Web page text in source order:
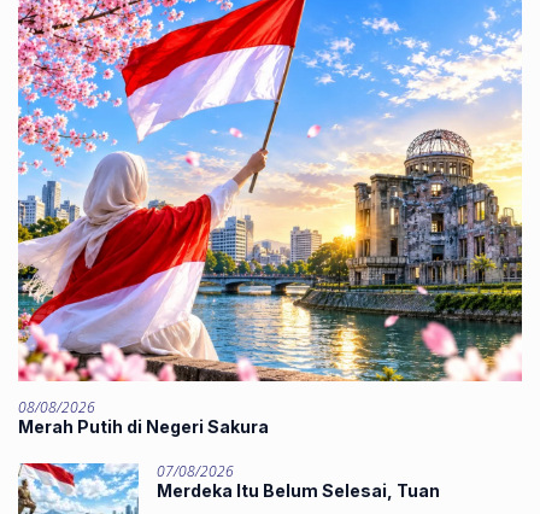
08/08/2026
Merah Putih di Negeri Sakura
07/08/2026
Merdeka Itu Belum Selesai, Tuan